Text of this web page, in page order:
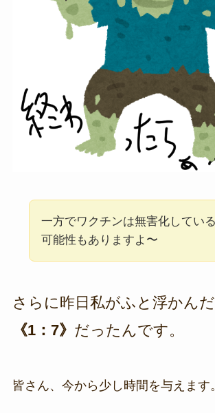
一方でワクチンは無害化している
可能性もありますよ〜
さらに昨日私がふと浮かん
《1：7》 だったんです。
皆さん、今から少し時間を与えます。